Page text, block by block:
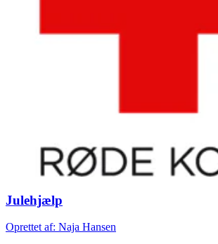
Julehjælp
Oprettet af: Naja Hansen